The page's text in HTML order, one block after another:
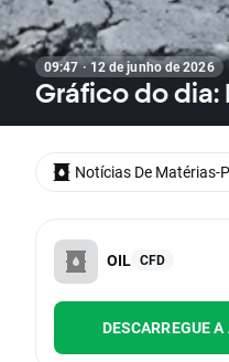
09:47 · 12 de junho de 2026
Gráfico do dia:
OIL CFD
DESCARREGUE
Notícias De Matérias-